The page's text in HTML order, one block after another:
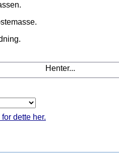
Henter...
dette her.